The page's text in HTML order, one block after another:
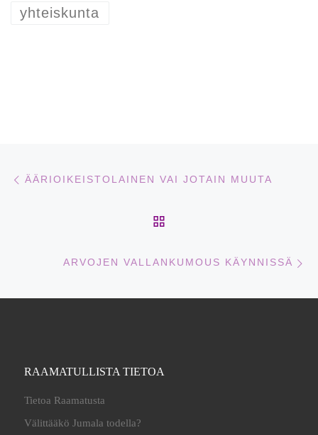
yhteiskunta
ÄÄRIOIKEISTOLAINEN VAI JOTAIN MUUTA
ARVOJEN VALLANKUMOUS KÄYNNISSÄ
RAAMATULLISTA TIETOA
Tietoa Raamatusta
Välittääkö Jumala todella?